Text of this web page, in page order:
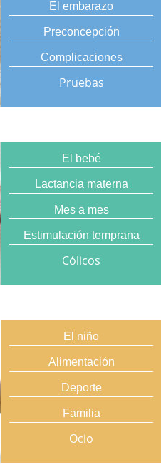
El embarazo
Preconcepción
Complicaciones
Pruebas
El bebé
Lactancia materna
Mes a mes
Estimulación temprana
Cólicos
El niño
Alimentación
Deporte
Familia
Ocio